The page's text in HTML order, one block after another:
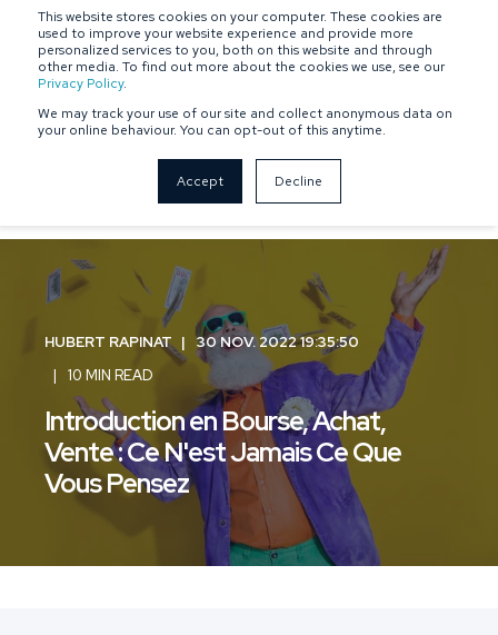
This website stores cookies on your computer. These cookies are
used to improve your website experience and provide more
personalized services to you, both on this website and through
other media. To find out more about the cookies we use, see our
Privacy Policy.
We may track your use of our site and collect anonymous data on
your online behaviour. You can opt-out of this anytime.
Accept Decline
SPONSOR-BACKED OWNER-MANAGED
HUBERT RAPINAT
30 NOV. 2022 19:35:50
10 MIN READ
Introduction en Bourse, Achat,
Vente : Ce N'est Jamais Ce Que
Vous Pensez